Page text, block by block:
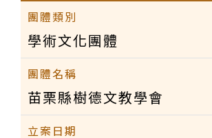
學術文化團體
苗栗縣樹德文教學會